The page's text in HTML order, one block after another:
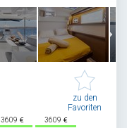
zu den
Favoriten
3609
3609